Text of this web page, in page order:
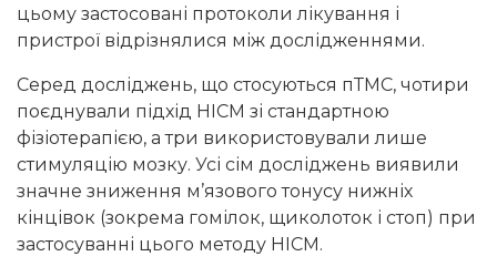
цьому застосовані протоколи лікування і
пристрої відрізнялися між дослідженнями.
Серед досліджень, що стосуються пТМС, чотири
поєднували підхід НІСМ зі стандартною
фізіотерапією, а три використовували лише
стимуляцію мозку. Усі сім досліджень виявили
значне зниження м’язового тонусу нижніх
кінцівок (зокрема гомілок, щиколоток і стоп) при
застосуванні цього методу НІСМ.